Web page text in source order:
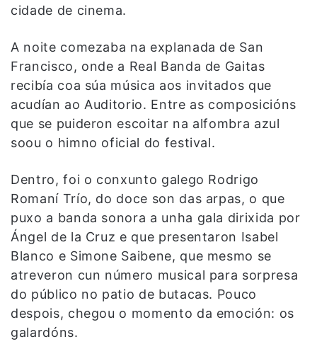
cidade de cinema.
A noite comezaba na explanada de San
Francisco, onde a Real Banda de Gaitas
recibía coa súa música aos invitados que
acudían ao Auditorio. Entre as composicións
que se puideron escoitar na alfombra azul
soou o himno oficial do festival.
Dentro, foi o conxunto galego Rodrigo
Romaní Trío, do doce son das arpas, o que
puxo a banda sonora a unha gala dirixida por
Ángel de la Cruz e que presentaron Isabel
Blanco e Simone Saibene, que mesmo se
atreveron cun número musical para sorpresa
do público no patio de butacas. Pouco
despois, chegou o momento da emoción: os
galardóns.